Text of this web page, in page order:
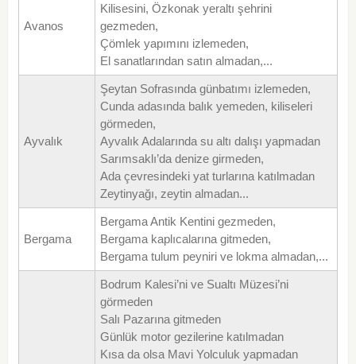
Avanos
Kilisesini, Özkonak yeraltı şehrini
gezmeden,
Çömlek yapımını izlemeden,
El sanatlarından satın almadan,...
Ayvalık
Şeytan Sofrasında günbatımı izlemeden,
Cunda adasında balık yemeden, kiliseleri
görmeden,
Ayvalık Adalarında su altı dalışı yapmadan
Sarımsaklı’da denize girmeden,
Ada çevresindeki yat turlarına katılmadan
Zeytinyağı, zeytin almadan...
Bergama
Bergama Antik Kentini gezmeden,
Bergama kaplıcalarına gitmeden,
Bergama tulum peyniri ve lokma almadan,...
Bodrum Kalesi’ni ve Sualtı Müzesi’ni
görmeden
Salı Pazarına gitmeden
Günlük motor gezilerine katılmadan
Kısa da olsa Mavi Yolculuk yapmadan